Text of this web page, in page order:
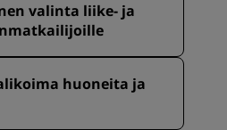
valinta liike- ja
huoneita ja